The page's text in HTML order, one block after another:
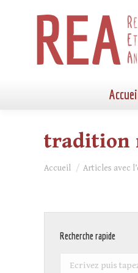
tradition
Vous êtes ici :
Accueil Articles avec
Recherche rapide
Recherche